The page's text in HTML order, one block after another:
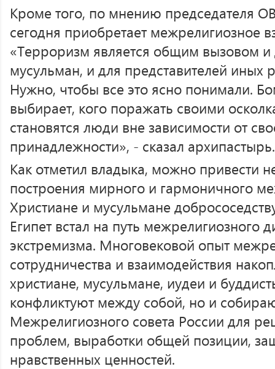
Кроме того, по мнению председателя
сегодня приобретает межрелигиозное
«Терроризм является общим вызовом и
мусульман, и для представителей иных
Нужно, чтобы все это ясно понимали.
выбирает, кого поражать своими
становятся люди вне зависимости от
принадлежности», - сказал архипастырь.
Как отметил владыка, можно привести
построения мирного и гармоничного
Христиане и мусульмане
Египет встал на путь межрелигиозного
экстремизма. Многовековой опыт
сотрудничества и взаимодействия
христиане, мусульмане, иудеи и
конфликтуют между собой, но и
Межрелигиозного совета России для
проблем, выработки общей позиции,
нравственных ценностей.